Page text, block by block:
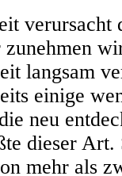
verursacht
langsam
einige
neu
dieser Art.
mehr als